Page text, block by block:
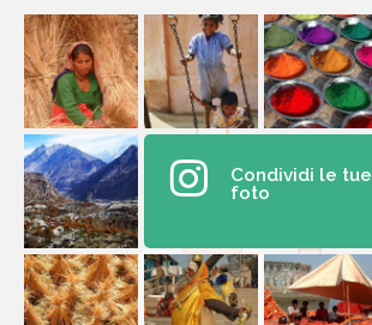
Condividi le tue
foto